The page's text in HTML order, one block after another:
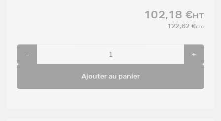
102,18 €HT
122,62 €TTC
- +
Ajouter au panier